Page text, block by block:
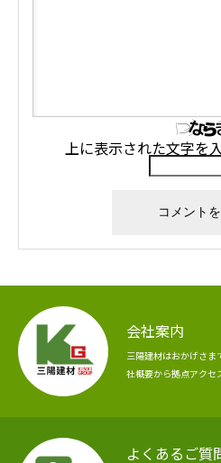
上に表示された文字を
会社案内
三陽建材はおかげさ
社概要から拠点アクセ
よくあるご質